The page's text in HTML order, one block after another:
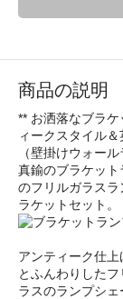
商品の説明
** お洒落なブラ
ィークスタイル
（壁掛けウォー
真鍮のブラケッ
のフリルガラス
ラケットセット。
アンティーク仕上
とふんわりした
ラスのランプシ